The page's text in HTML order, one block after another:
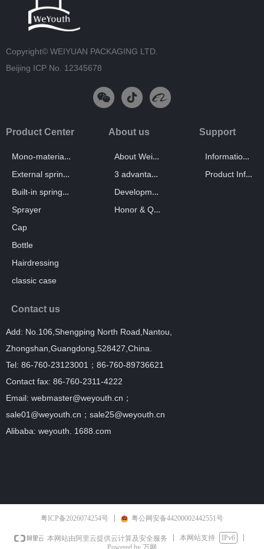
Copyright© WEIYUAN PACKAGING LTD.
Beijing ICP No. 12345678
Product Center
Mono-material pump
External spring pump
Built-in spring pump
Sprayer
Cap
Bottle
Hairdressing
classic case
Information catalog
Product Information
Support
About Weiyuan
3 advantages
Development History
Honor & Qualification
About us
Contact us
Add: No.106,Shengping North Road,Nantou,
Zhongshan, Guangdong,528427,China.
Tel: 86-760-23123001；86-760-89736621
Contact fax: 86-760-2311-4222
Email: webmaster@weyouth.cn；
sale01@weyouth.cn； sale25@weyouth.cn
Alibaba: weyouth. 1688.com
粤ICP备2026074254号 粤公网安备44200002442551号
本网站由阿里云提供云计算及安全服务 本网站支持
IPv6
Powered by 万网